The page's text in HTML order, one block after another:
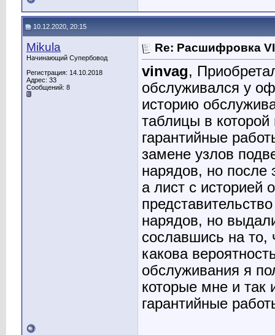
10.12.2020, 20:15
Mikula
Начинающий Супербовод
Регистрация: 14.10.2018
Адрес: 33
Сообщений: 8
Re: Расшифровка
vinvag,
обслуживался у
историю
таблицы в
гарантийные
замене узлов
нарядов, но после
а лист с историей
нарядов, но
сославшись на то,
какова
обслуживания я
которые мне и
гарантийные